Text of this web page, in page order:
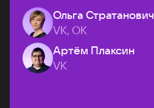
Ольга Стратанович
VK, ОК
Артём Плаксин
VK